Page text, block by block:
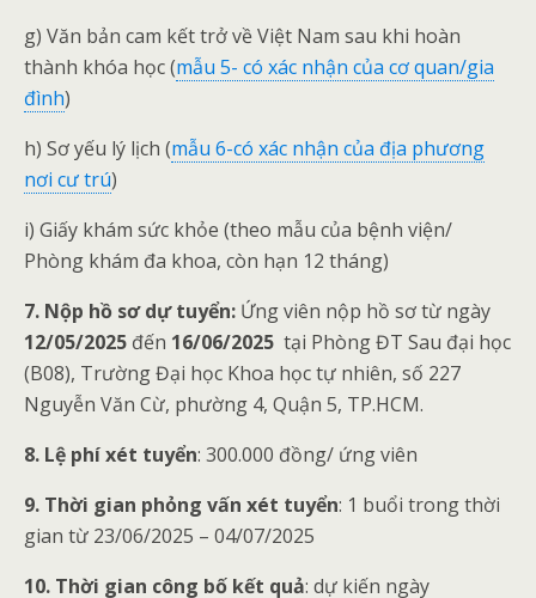
g) Văn bản cam kết trở về Việt Nam sau khi hoàn
thành khóa học (mẫu 5- có xác nhận của cơ quan/gia
đình)
h) Sơ yếu lý lịch (mẫu 6-có xác nhận của địa phương
nơi cư trú)
i) Giấy khám sức khỏe (theo mẫu của bệnh viện/
Phòng khám đa khoa, còn hạn 12 tháng)
7. Nộp hồ sơ dự tuyển: Ứng viên nộp hồ sơ từ ngày
12/05/2025 đến 16/06/2025 tại Phòng ĐT Sau đại học
(B08), Trường Đại học Khoa học tự nhiên, số 227
Nguyễn Văn Cừ, phường 4, Quận 5, TP.HCM.
8. Lệ phí xét tuyển: 300.000 đồng/ ứng viên
9. Thời gian phỏng vấn xét tuyển: 1 buổi trong thời
gian từ 23/06/2025 – 04/07/2025
10. Thời gian công bố kết quả: dự kiến ngày